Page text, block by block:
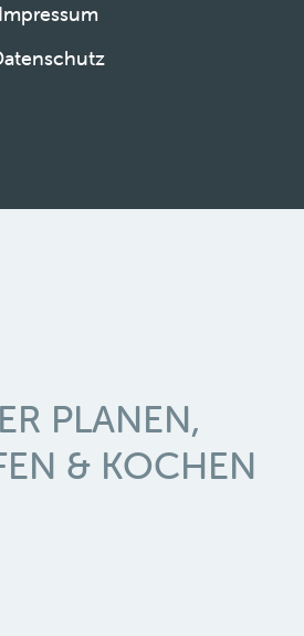
Impressum
PLANEN,
& KOCHEN